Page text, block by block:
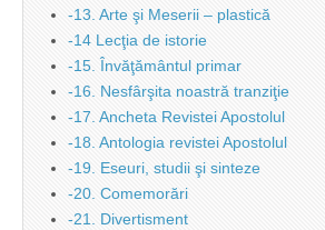
-13. Arte şi Meserii – plastică
-14 Lecţia de istorie
-15. Învăţământul primar
-16. Nesfârşita noastră tranziţie
-17. Ancheta Revistei Apostolul
-18. Antologia revistei Apostolul
-19. Eseuri, studii şi sinteze
-20. Comemorări
-21. Divertisment